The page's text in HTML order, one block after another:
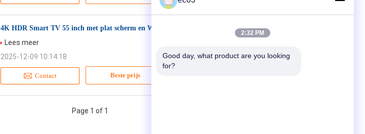
4K HDR Smart TV 55 inch met plat scherm en Wi-Fi 2025 LED-televisie
Contact Beste prijs
Lees meer
2025-12-09 10:14:18
Page 1 of 1
2:32 PM
Good day, what product are you looking
for?